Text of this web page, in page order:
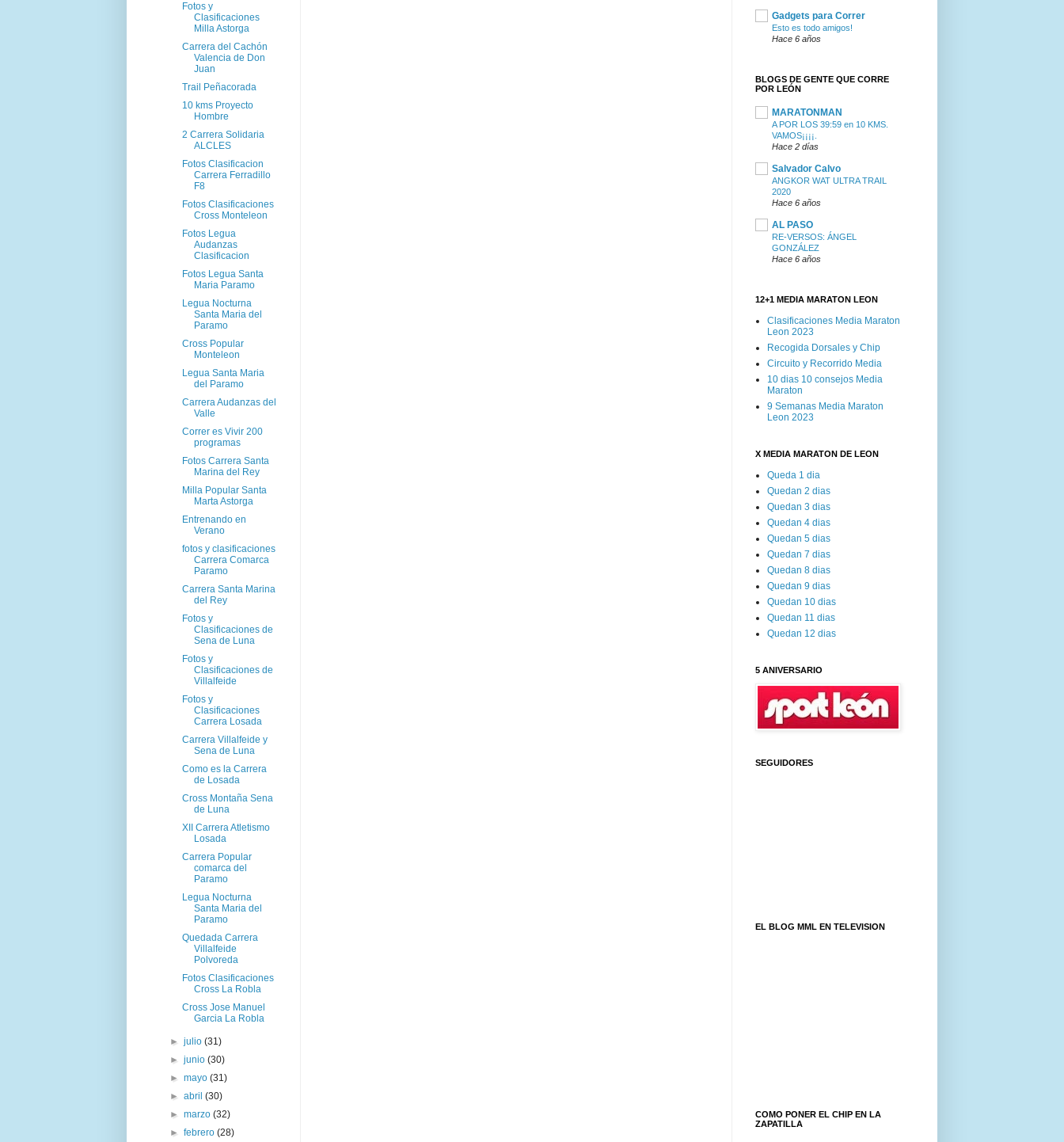
Fotos y
Clasificaciones
Milla Astorga
Carrera del Cachón
Valencia de Don
Juan
Trail Peñacorada
10 kms Proyecto
Hombre
2 Carrera Solidaria
ALCLES
Fotos Clasificacion
Carrera Ferradillo
F8
Fotos Clasificaciones
Cross Monteleon
Fotos Legua
Audanzas
Clasificacion
Fotos Legua Santa
Maria Paramo
Legua Nocturna
Santa Maria del
Paramo
Cross Popular
Monteleon
Legua Santa Maria
del Paramo
Carrera Audanzas del
Valle
Correr es Vivir 200
programas
Fotos Carrera Santa
Marina del Rey
Milla Popular Santa
Marta Astorga
Entrenando en
Verano
fotos y clasificaciones
Carrera Comarca
Paramo
Carrera Santa Marina
del Rey
Fotos y
Clasificaciones de
Sena de Luna
Fotos y
Clasificaciones de
Villalfeide
Fotos y
Clasificaciones
Carrera Losada
Carrera Villalfeide y
Sena de Luna
Como es la Carrera
de Losada
Cross Montaña Sena
de Luna
XII Carrera Atletismo
Losada
Carrera Popular
comarca del
Paramo
Legua Nocturna
Santa Maria del
Paramo
Quedada Carrera
Villalfeide
Polvoreda
Fotos Clasificaciones
Cross La Robla
Cross Jose Manuel
Garcia La Robla
►julio(31)
►junio(30)
►mayo(31)
►abril(30)
►marzo(32)
►febrero(28)
Gadgets para Correr
Esto es todo amigos!
Hace 6 años
BLOGS DE GENTE QUE CORRE
POR LEÓN
MARATONMAN
A POR LOS 39:59 en 10 KMS.
VAMOS¡¡¡¡.
Hace 2 días
Salvador Calvo
ANGKOR WAT ULTRA TRAIL
2020
Hace 6 años
AL PASO
RE-VERSOS: ÁNGEL
GONZÁLEZ
Hace 6 años
12+1 MEDIA MARATON LEON
Clasificaciones Media Maraton
Leon 2023
Recogida Dorsales y Chip
Circuito y Recorrido Media
10 dias 10 consejos Media
Maraton
9 Semanas Media Maraton
Leon 2023
X MEDIA MARATON DE LEON
Queda 1 dia
Quedan 2 dias
Quedan 3 dias
Quedan 4 dias
Quedan 5 dias
Quedan 7 dias
Quedan 8 dias
Quedan 9 dias
Quedan 10 dias
Quedan 11 dias
Quedan 12 dias
5 ANIVERSARIO
SEGUIDORES
EL BLOG MML EN TELEVISION
COMO PONER EL CHIP EN LA
ZAPATILLA